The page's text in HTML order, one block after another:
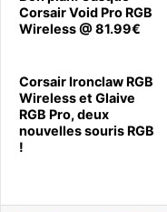
Corsair Void Pro RGB
Wireless @ 81.99€
Corsair Ironclaw RGB
Wireless et Glaive
RGB Pro, deux
nouvelles souris RGB
!